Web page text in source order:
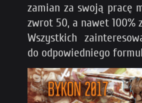
zamian za swoją pracę
zwrot 50, a nawet 100%
Wszystkich
do odpowiedniego